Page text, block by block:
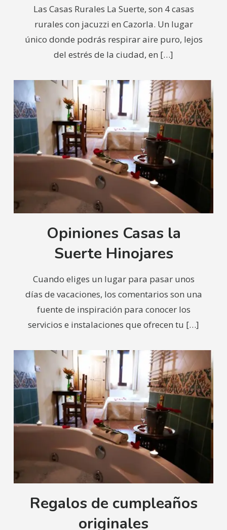
Las Casas Rurales La Suerte, son 4 casas
rurales con jacuzzi en Cazorla. Un lugar
único donde podrás respirar aire puro, lejos
del estrés de la ciudad, en […]
Opiniones Casas la
Suerte Hinojares
Cuando eliges un lugar para pasar unos
días de vacaciones, los comentarios son una
fuente de inspiración para conocer los
servicios e instalaciones que ofrecen tu […]
Regalos de cumpleaños
originales